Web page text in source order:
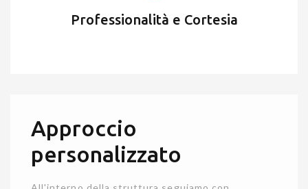
Professionalità e Cortesia
Approccio
personalizzato